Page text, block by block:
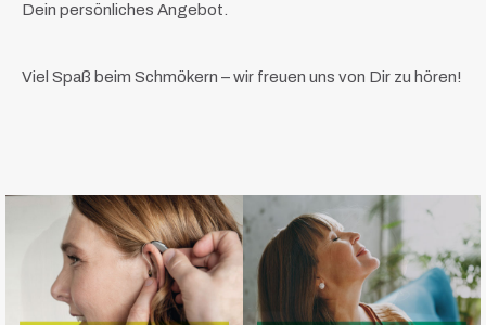
Dein persönliches Angebot.
Viel Spaß beim Schmökern – wir freuen uns von Dir zu hören!